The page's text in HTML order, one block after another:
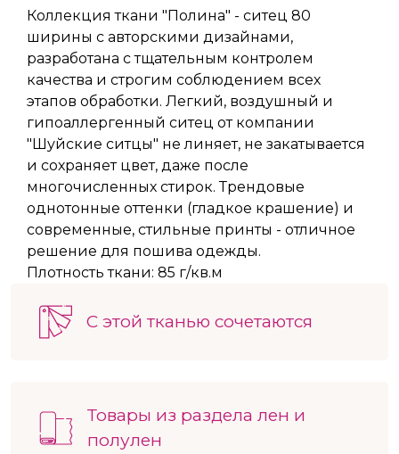
Коллекция ткани "Полина" - ситец 80
ширины с авторскими дизайнами,
разработана с тщательным контролем
качества и строгим соблюдением всех
этапов обработки. Легкий, воздушный и
гипоаллергенный ситец от компании
"Шуйские ситцы" не линяет, не закатывается
и сохраняет цвет, даже после
многочисленных стирок. Трендовые
однотонные оттенки (гладкое крашение) и
современные, стильные принты - отличное
решение для пошива одежды.
Плотность ткани: 85 г/кв.м
С этой тканью сочетаются
Товары из раздела лен и
полулен